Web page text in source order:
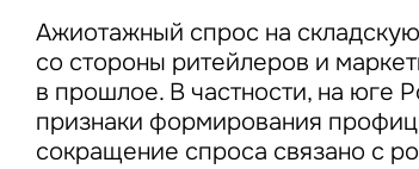
Управление проектами
Ажиотажный спрос на
со стороны ритейлеров и
в прошлое. В частности, на юге
признаки формирования
сокращение спроса связано с